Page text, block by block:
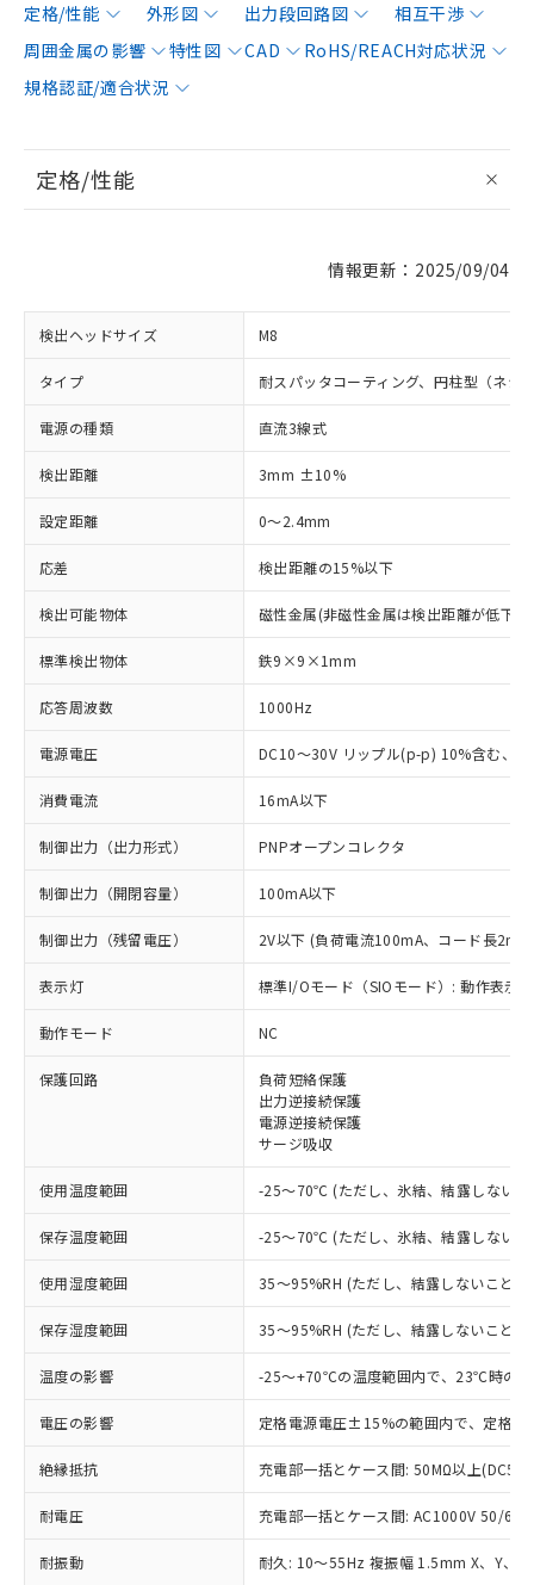
定格/性能 外形図 出力段回路図
相互干渉
周囲金属の影響
特性図 CAD
RoHS/REACH対応状況
規格認証/適合状況
定格/性能
情報更新：2025/09/04
検出ヘッドサイズ M8
タイプ 耐スパッタコーティング、円柱型（ネジ
電源の種類 直流3線式
検出距離 3mm ±10%
設定距離 0～2.4mm
応差 検出距離の15%以下
検出可能物体 磁性金属(非磁性金属は検出距離が低下し
標準検出物体 鉄9×9×1mm
応答周波数 1000Hz
電源電圧 DC10～30V リップル(p-p) 10%含む、
消費電流 16mA以下
制御出力（出力形式） PNPオープンコレクタ
制御出力（開閉容量） 100mA以下
制御出力（残留電圧） 2V以下 (負荷電流100mA、コード長2m
表示灯 標準I/Oモード（SIOモード）: 動作表示
動作モード NC
保護回路
負荷短絡保護
出力逆接続保護
電源逆接続保護
サージ吸収
使用温度範囲 -25～70℃ (ただし、氷結、結露しないこ
保存温度範囲 -25～70℃ (ただし、氷結、結露しないこ
使用湿度範囲 35～95%RH (ただし、結露しないこと)
保存湿度範囲 35～95%RH (ただし、結露しないこと)
温度の影響 -25～+70℃の温度範囲内で、23℃時の
電圧の影響 定格電源電圧±15%の範囲内で、定格
絶縁抵抗 充電部一括とケース間: 50MΩ以上
耐電圧 充電部一括とケース間: AC1000V 50/
耐振動 耐久: 10～55Hz 複振幅 1.5mm X、Y、Z
ご利用条件
以下の条件をお読みいただき、同意のうえ
ご利用ください。
本サービスは、当社制御機器事業取扱
商品の当社在庫状況および標準価格
(税抜)を提供させていただくもので
当社制御機器事業取扱商品の中には、
本サービスの対象外となる商品もある
ことをご了承ください。
在庫状況および標準価格照会結果は、
記載している更新日時点での社内デー
※1 対応状況
対応済み：EU RoHS指令（10物質）の
非含有に対応した製品が提供可能な商品で
対応予定：EU RoHS指令（10物質）の非含
有に対応した製品に切り替える予定のある
商品です。
対応予定なし：EU RoHS指令（10物質）の
非含有に非対応の商品で、対応品を出す予
定はありません。
調査・確認中：EU RoHS指令（10物質）の
非含有の対応状況を調査中または確認中の
非該当品：ライセンス料など無形物で、有
害物質有無と関係のない商品です。
仕入先様の事情により、非含有部品として
むを得ず変更することがあります。
※1 中国RoHS○×表
「○」：最大均質材料含有率が中国RoHSの
基準値以下であることを示します。
「×」：最大均質材料含有率が中国RoHSの
基準値を超えていることを示します。
「－」：未確認です。当社販売部門へお問
当社は、これら貴社製品のうち、外国
（以下｢規制貨物等」という）を輸出